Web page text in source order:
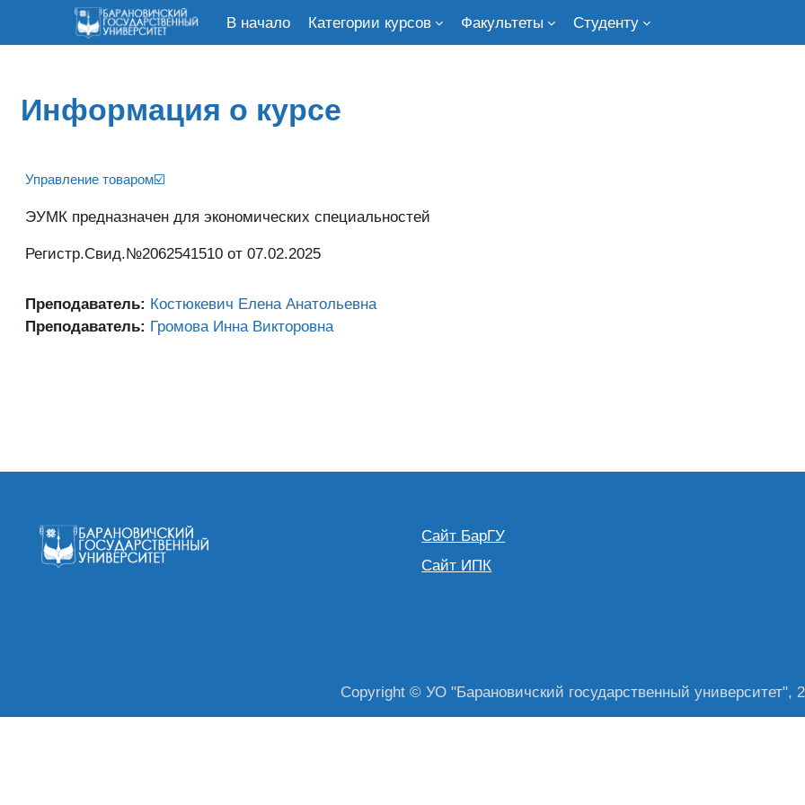
В начало Категории курсов Факультеты Студенту
Информация о курсе
Управление товаром☑️
ЭУМК предназначен для экономических специальностей
Регистр.Свид.№2062541510 от 07.02.2025
Преподаватель: Костюкевич Елена Анатольевна
Преподаватель: Громова Инна Викторовна
Сайт БарГУ
Сайт ИПК
Copyright © УО "Барановичский государственный университет",